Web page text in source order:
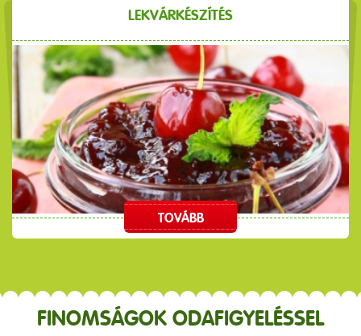
LEKVÁRKÉSZÍTÉS
TOVÁBB
FINOMSÁGOK ODAFIGYELÉSSEL